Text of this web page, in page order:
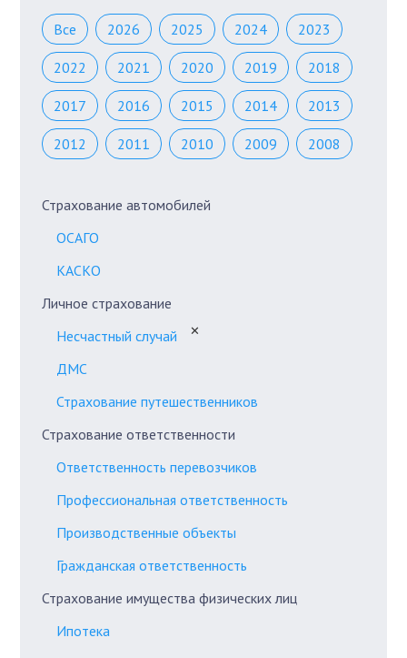
Все 2026 2025 2024 2023
2022 2021 2020 2019 2018
2017 2016 2015 2014 2013
2012 2011 2010 2009 2008
Страхование автомобилей
ОСАГО
КАСКО
Личное страхование
Несчастный случай
✕
ДМС
Страхование путешественников
Страхование ответственности
Ответственность перевозчиков
Профессиональная ответственность
Производственные объекты
Гражданская ответственность
Страхование имущества физических лиц
Ипотека